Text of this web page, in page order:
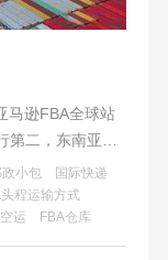
马逊FBA全球站
二，东南亚市
，是最近几年
深圳到加拿大
政小包
国际快递
头程运输方式
运 FBA仓库